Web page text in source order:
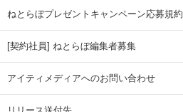
ねとらぼプレゼントキャンペーン応募規約
[契約社員] ねとらぼ編集者募集
アイティメディアへのお問い合わせ